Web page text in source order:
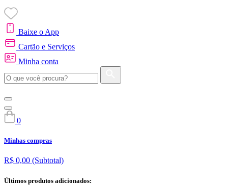
Baixe o App
Cartão e Serviços
Minha conta
0
Minhas compras
R$ 0,00 (Subtotal)
Últimos produtos adicionados: